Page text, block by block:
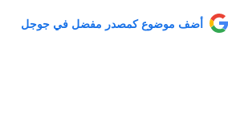
أضف موضوع كمصدر مفضل في جوجل